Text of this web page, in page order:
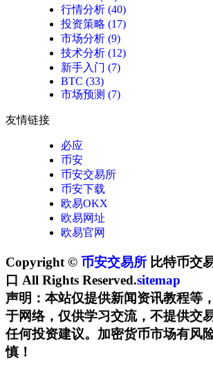
行情分析 (40)
投资策略 (17)
市场分析 (9)
技术分析 (12)
新手入门 (7)
BTC (33)
市场预测 (7)
友情链接
必应
币安
币安交易所
币安下载
欧易OKX
欧易网址
欧易官网
Copyright © 币安交易所 比特币交
口 All Rights Reserved.sitemap
声明：本站仅提供新闻资讯教程等
于网络，仅供学习交流，不提供交
任何投资建议。加密货币市场有风
慎！